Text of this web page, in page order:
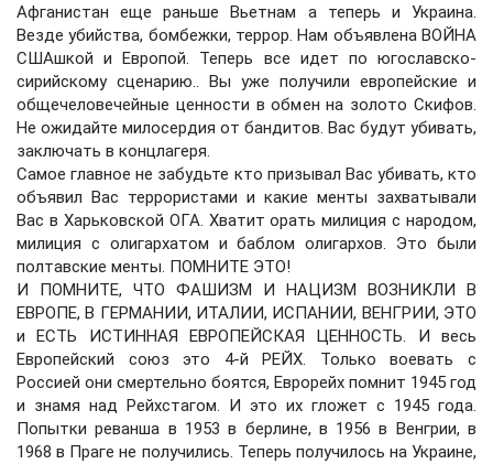
Афганистан еще раньше Вьетнам а теперь и Украина.
Везде убийства, бомбежки, террор. Нам объявлена ВОЙНА
СШАшкой и Европой. Теперь все идет по югославско-
сирийскому сценарию.. Вы уже получили европейские и
общечеловечейные ценности в обмен на золото Скифов.
Не ожидайте милосердия от бандитов. Вас будут убивать,
заключать в концлагеря.
Самое главное не забудьте кто призывал Вас убивать, кто
объявил Вас террористами и какие менты захватывали
Вас в Харьковской ОГА. Хватит орать милиция с народом,
милиция с олигархатом и баблом олигархов. Это были
полтавские менты. ПОМНИТЕ ЭТО!
И ПОМНИТЕ, ЧТО ФАШИЗМ И НАЦИЗМ ВОЗНИКЛИ В
ЕВРОПЕ, В ГЕРМАНИИ, ИТАЛИИ, ИСПАНИИ, ВЕНГРИИ, ЭТО
и ЕСТЬ ИСТИННАЯ ЕВРОПЕЙСКАЯ ЦЕННОСТЬ. И весь
Европейский союз это 4-й РЕЙХ. Только воевать с
Россией они смертельно боятся, Еврорейх помнит 1945 год
и знамя над Рейхстагом. И это их гложет с 1945 года.
Попытки реванша в 1953 в берлине, в 1956 в Венгрии, в
1968 в Праге не получились. Теперь получилось на Украине,